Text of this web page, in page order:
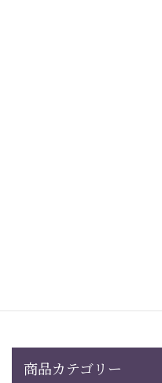
商品カテゴリー